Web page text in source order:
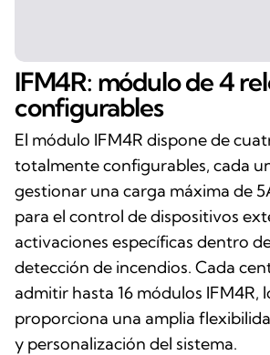
IFM4R: módulo de 4
configurables
El módulo IFM4R dispone de
totalmente configurables, cada
gestionar una carga máxima de
para el control de dispositivos
activaciones específicas dentro
detección de incendios. Cada
admitir hasta 16 módulos IFM4R,
proporciona una amplia
y personalización del sistema.